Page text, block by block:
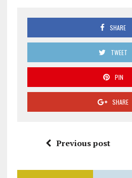
SHARE
TWEET
PIN
SHARE
Previous post